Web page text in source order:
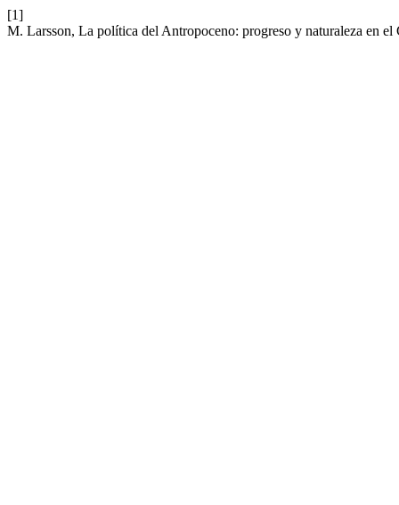
[1]
M. Larsson, La política del Antropoceno: progreso y naturaleza en